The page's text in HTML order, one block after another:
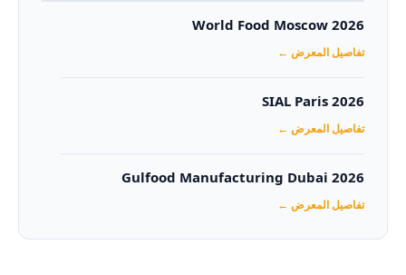
World Food Moscow 2026
تفاصيل المعرض ←
SIAL Paris 2026
تفاصيل المعرض ←
Gulfood Manufacturing Dubai 2026‏
تفاصيل المعرض ←